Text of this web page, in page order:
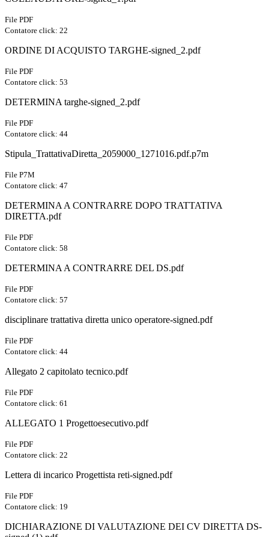
File PDF
Contatore click: 22
ORDINE DI ACQUISTO TARGHE-signed_2.pdf
File PDF
Contatore click: 53
DETERMINA targhe-signed_2.pdf
File PDF
Contatore click: 44
Stipula_TrattativaDiretta_2059000_1271016.pdf.p7m
File P7M
Contatore click: 47
DETERMINA A CONTRARRE DOPO TRATTATIVA
DIRETTA.pdf
File PDF
Contatore click: 58
DETERMINA A CONTRARRE DEL DS.pdf
File PDF
Contatore click: 57
disciplinare trattativa diretta unico operatore-signed.pdf
File PDF
Contatore click: 44
Allegato 2 capitolato tecnico.pdf
File PDF
Contatore click: 61
ALLEGATO 1 Progettoesecutivo.pdf
File PDF
Contatore click: 22
Lettera di incarico Progettista reti-signed.pdf
File PDF
Contatore click: 19
DICHIARAZIONE DI VALUTAZIONE DEI CV DIRETTA DS-